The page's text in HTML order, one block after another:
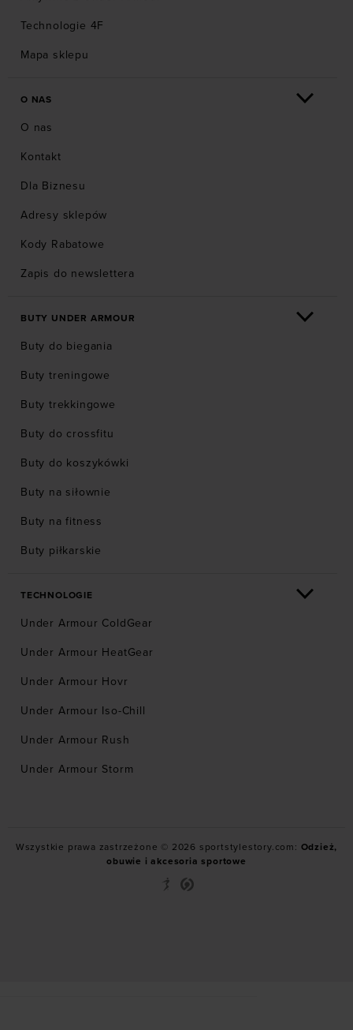
Technologie 4F
Mapa sklepu
O NAS
O nas
Kontakt
Dla Biznesu
Adresy sklepów
Kody Rabatowe
Zapis do newslettera
BUTY UNDER ARMOUR
Buty do biegania
Buty treningowe
Buty trekkingowe
Buty do crossfitu
Buty do koszykówki
Buty na siłownie
Buty na fitness
Buty piłkarskie
TECHNOLOGIE
Under Armour ColdGear
Under Armour HeatGear
Under Armour Hovr
Under Armour Iso-Chill
Under Armour Rush
Under Armour Storm
Wszystkie prawa zastrzeżone © 2026 sportstylestory.com: Odzież,
obuwie i akcesoria sportowe